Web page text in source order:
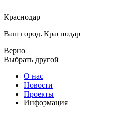
Краснодар
Ваш город: Краснодар
Верно
Выбрать другой
О нас
Новости
Проекты
Информация